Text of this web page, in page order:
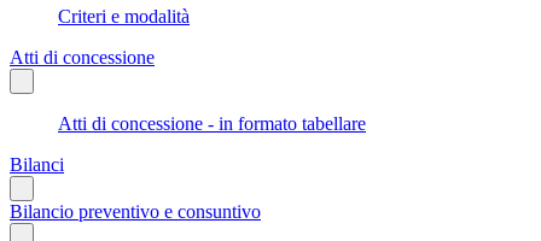
Criteri e modalità
Atti di concessione
Atti di concessione - in formato tabellare
Bilanci
Bilancio preventivo e consuntivo